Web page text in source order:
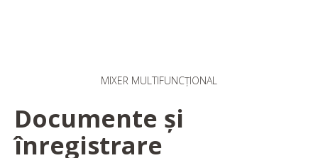
MIXER MULTIFUNCȚIONAL
Documente și
înregistrare